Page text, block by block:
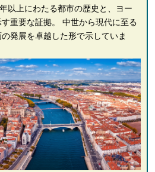
以上にわたる都市の歴史と、ヨー
重要な証拠。 中世から現代に至る
発展を卓越した形で示していま